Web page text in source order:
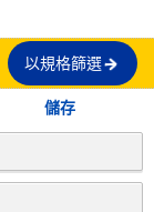
以規格篩選
儲存